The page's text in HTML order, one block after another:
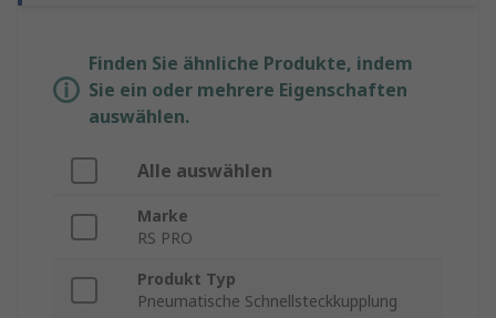
Finden Sie ähnliche Produkte, indem
Sie ein oder mehrere Eigenschaften
auswählen.
Alle auswählen
Marke
RS PRO
Produkt Typ
Pneumatische Schnellsteckkupplung